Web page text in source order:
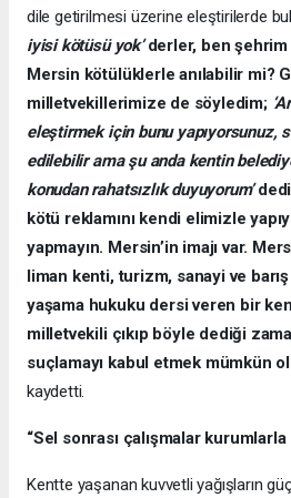
dile getirilmesi üzerine eleştirilerde
iyisi kötüsü yok’derler, ben şehrim
Mersin kötülüklerle anılabilir mi?
milletvekillerimize de söyledim;
eleştirmek için bunu yapıyorsunuz,
edilebilir ama şu anda kentin
konudan rahatsızlık duyuyorum’
kötü reklamını kendi elimizle
yapmayın. Mersin’in imajı var.
liman kenti, turizm, sanayi ve
yaşama hukuku dersi veren bir
milletvekili çıkıp böyle dediği
suçlamayı kabul etmek mümkün
kaydetti.
“Sel sonrası çalışmalar
Kentte yaşanan kuvvetli yağışların